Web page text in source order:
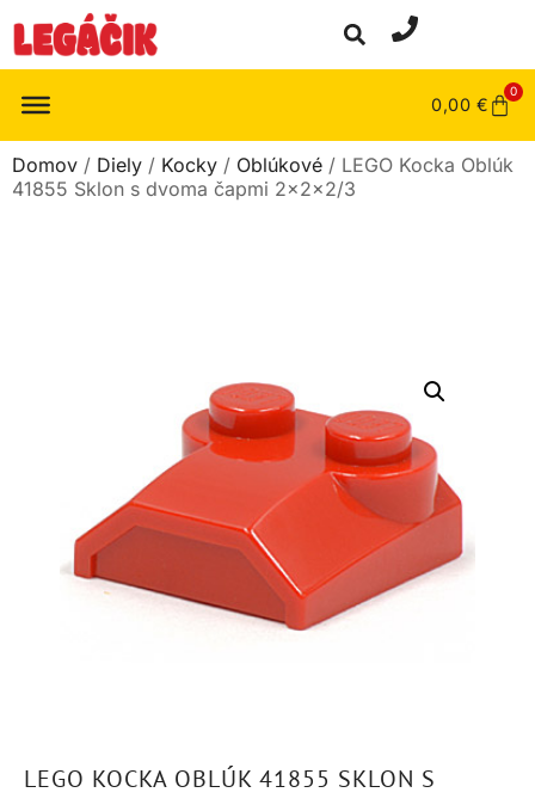
0,00 €
0
Domov / Diely / Kocky / Oblúkové / LEGO Kocka Oblúk
41855 Sklon s dvoma čapmi 2x2x2/3
LEGO KOCKA OBLÚK 41855 SKLON S